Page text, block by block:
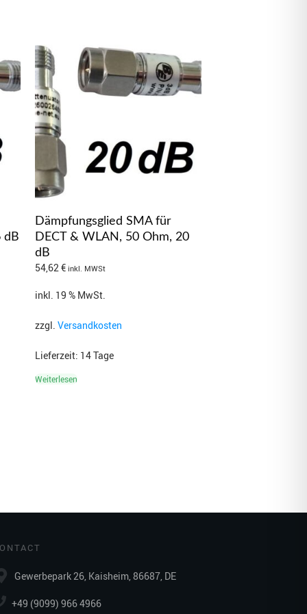
dB
Dämpfungsglied SMA für
DECT & WLAN, 50 Ohm, 20
dB
54,62 € inkl. MWSt
inkl. 19 % MwSt.
zzgl. Versandkosten
Lieferzeit: 14 Tage
Weiterlesen
Gewerbepark 26, Kaisheim, 86687, DE
+49 (9099) 966 4966